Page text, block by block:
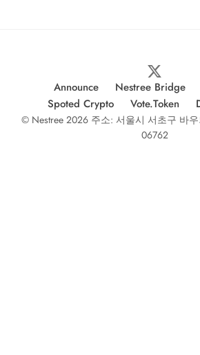
Announce Nestree Bridge
Spoted Crypto
Vote.Token
© Nestree 2026 주소: 서울시 서초구 바
06762